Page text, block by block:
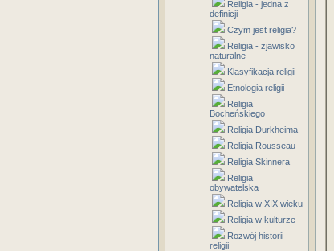
Religia - jedna z
definicji
Czym jest religia?
Religia - zjawisko
naturalne
Klasyfikacja religii
Etnologia religii
Religia
Bocheńskiego
Religia Durkheima
Religia Rousseau
Religia Skinnera
Religia
obywatelska
Religia w XIX wieku
Religia w kulturze
Rozwój historii
religii